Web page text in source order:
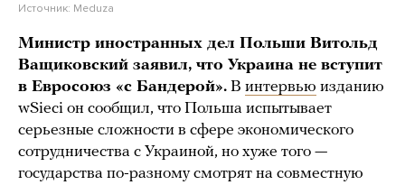
Источник: Meduza
Министр иностранных дел Польши Витольд
Ващиковский заявил, что Украина не вступит
в Евросоюз «с Бандерой». В интервью изданию
wSieci он сообщил, что Польша испытывает
серьезные сложности в сфере экономического
сотрудничества с Украиной, но хуже того —
государства по-разному смотрят на совместную